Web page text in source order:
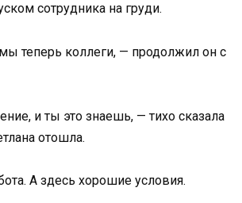
сотрудника на груди.
теперь коллеги, — продолжил он с
и ты это знаешь, — тихо сказала
отошла.
А здесь хорошие условия.